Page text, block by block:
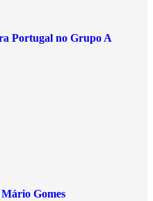
Portugal no Grupo A
Gomes